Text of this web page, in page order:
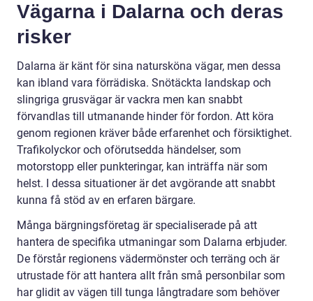
Vägarna i Dalarna och deras
risker
Dalarna är känt för sina natursköna vägar, men dessa
kan ibland vara förrädiska. Snötäckta landskap och
slingriga grusvägar är vackra men kan snabbt
förvandlas till utmanande hinder för fordon. Att köra
genom regionen kräver både erfarenhet och försiktighet.
Trafikolyckor och oförutsedda händelser, som
motorstopp eller punkteringar, kan inträffa när som
helst. I dessa situationer är det avgörande att snabbt
kunna få stöd av en erfaren bärgare.
Många bärgningsföretag är specialiserade på att
hantera de specifika utmaningar som Dalarna erbjuder.
De förstår regionens vädermönster och terräng och är
utrustade för att hantera allt från små personbilar som
har glidit av vägen till tunga långtradare som behöver